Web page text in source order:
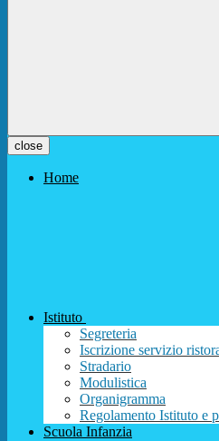
close
Home
Istituto
Segreteria
Iscrizione servizio
Stradario
Modulistica
Organigramma
Regolamento Istituto e
Scuola Infanzia